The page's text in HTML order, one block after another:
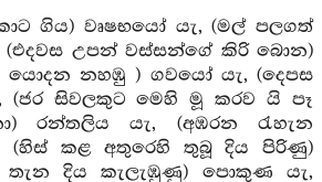
ගිය) වෘෂභයෝ යැ, (මල් පලගත්
(එදවස උපන් වස්සන්ගේ කිරි බොන)
යොදන නහඹු ) ගවයෝ යැ, (දෙපස
(ජර සිවලකුට මෙහි මූ කරව යි පෑ
රන්තලිය යැ, (අඹරන රැහැන
(හිස් කළ අතුරෙහි තුබූ දිය පිරිණු)
තැන දිය කැලැඹුණු) පොකුණ යැ,